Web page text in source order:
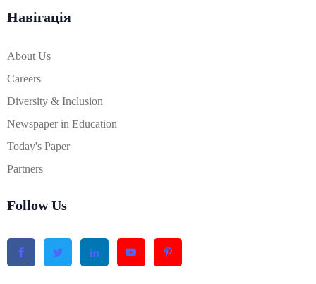
Навігація
About Us
Careers
Diversity & Inclusion
Newspaper in Education
Today's Paper
Partners
Follow Us